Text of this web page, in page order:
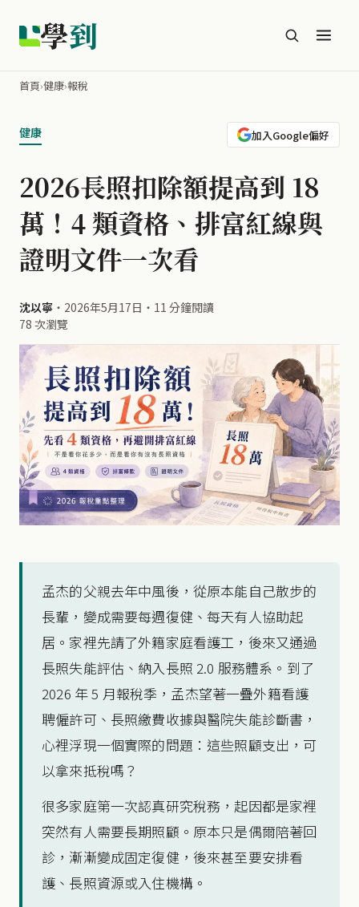
學到
首頁›健康›報稅
健康 加入Google偏好
2026長照扣除額提高到 18
萬！4 類資格、排富紅線與
證明文件一次看
沈以寧 ・ 2026年5月17日 ・ 11 分鐘閱讀
78 次瀏覽
孟杰的父親去年中風後，從原本能自己散步的
長輩，變成需要每週復健、每天有人協助起
居。家裡先請了外籍家庭看護工，後來又通過
長照失能評估、納入長照 2.0 服務體系。到了
2026 年 5 月報稅季，孟杰望著一疊外籍看護
聘僱許可、長照繳費收據與醫院失能診斷書，
心裡浮現一個實際的問題：這些照顧支出，可
以拿來抵稅嗎？
很多家庭第一次認真研究稅務，起因都是家裡
突然有人需要長期照顧。原本只是偶爾陪著回
診，漸漸變成固定復健，後來甚至要安排看
護、長照資源或入住機構。